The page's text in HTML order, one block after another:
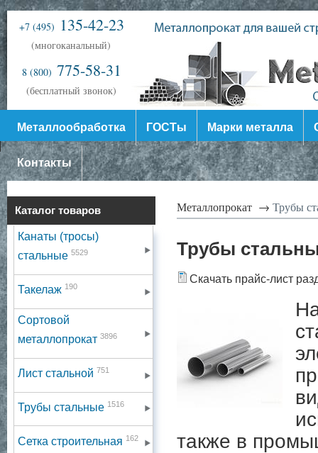
+7 (495) 135-42-23
(многоканальный)
8 (800) 775-58-31
(бесплатный звонок)
Металлообработка ГОСТы Марки металла
Контакты
Каталог товаров
Канаты (тросы)
стальные 5529
Такелаж 190
Сортовой
металлопрокат 3896
Лист стальной 751
Трубы стальные 1516
Сетка строительная 162
Металлопрокат → Трубы
Трубы
Скачать прайс-лист
также в